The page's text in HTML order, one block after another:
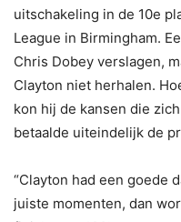
uitschakeling in de 10e
League in Birmingham.
Chris Dobey verslagen,
Clayton niet herhalen.
kon hij de kansen die
betaalde uiteindelijk de
“Clayton had een goede
juiste momenten, dan